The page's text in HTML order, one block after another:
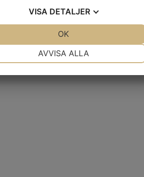
VISA DETALJER
AVVISA ALLA
OK